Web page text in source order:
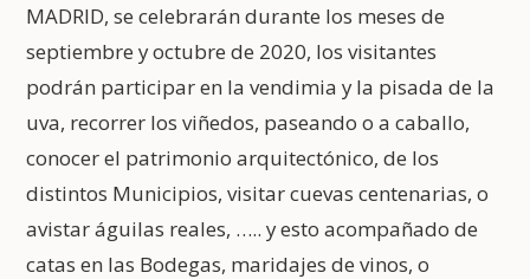
MADRID, se celebrarán durante los meses de
septiembre y octubre de 2020, los visitantes
podrán participar en la vendimia y la pisada de la
uva, recorrer los viñedos, paseando o a caballo,
conocer el patrimonio arquitectónico, de los
distintos Municipios, visitar cuevas centenarias, o
avistar águilas reales, ….. y esto acompañado de
catas en las Bodegas, maridajes de vinos, o